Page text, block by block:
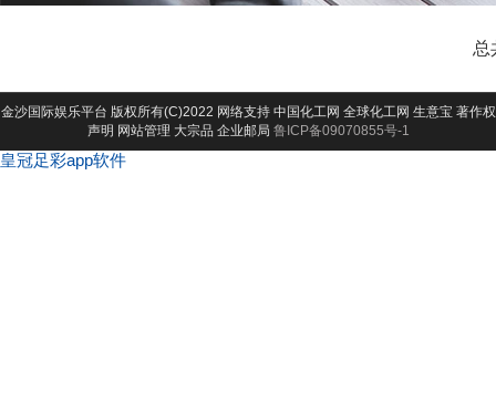
总
金沙国际娱乐平台 版权所有(C)2022 网络支持 中国化工网 全球化工网 生意宝 著作权
声明 网站管理 大宗品 企业邮局 鲁ICP备09070855号-1
皇冠足彩app软件